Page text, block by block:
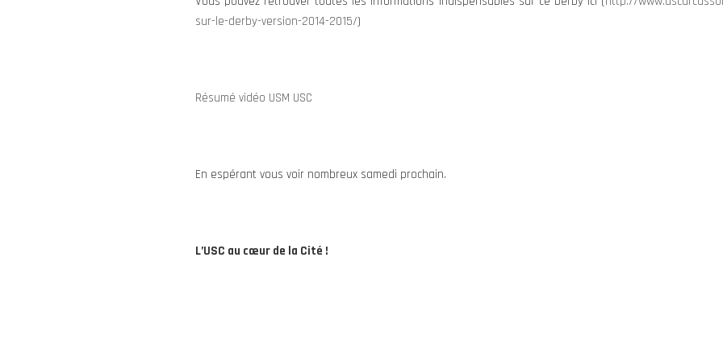
sur-le-derby-version-2014-2015/)
Résumé vidéo USM USC
En espérant vous voir nombreux samedi prochain.
L’USC au cœur de la Cité !